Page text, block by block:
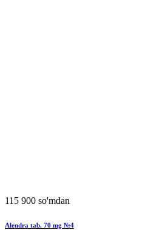
115 900 so'mdan
Alendra tab. 70 mg №4